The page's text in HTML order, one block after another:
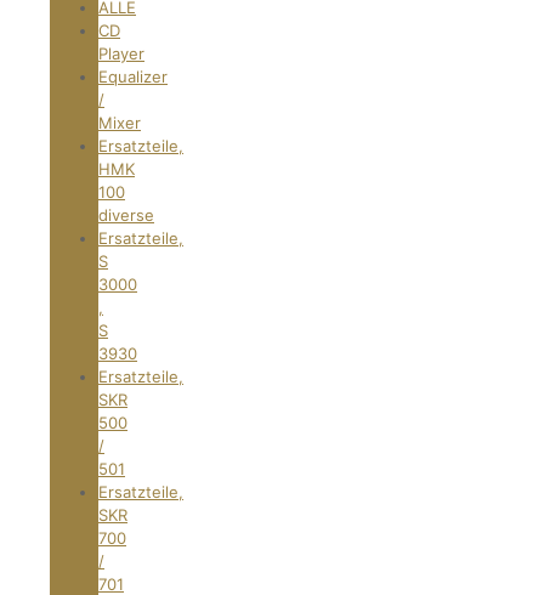
ALLE
CD
Player
Equalizer
/
Mixer
Ersatzteile,
HMK
100
diverse
Ersatzteile,
S
3000
,
S
3930
Ersatzteile,
SKR
500
/
501
Ersatzteile,
SKR
700
/
701